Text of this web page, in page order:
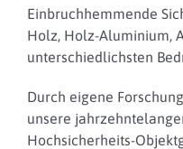
Einbruchhemmende
Holz, Holz-Aluminium,
unterschiedlichsten
Durch eigene
unsere
Hochsicherheits-